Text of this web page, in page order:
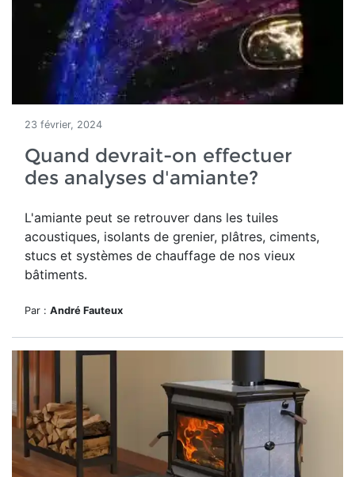
23 février, 2024
Quand devrait-on effectuer
des analyses d'amiante?
L'amiante peut se retrouver dans les tuiles
acoustiques, isolants de grenier, plâtres, ciments,
stucs et systèmes de chauffage de nos vieux
bâtiments.
Par : André Fauteux